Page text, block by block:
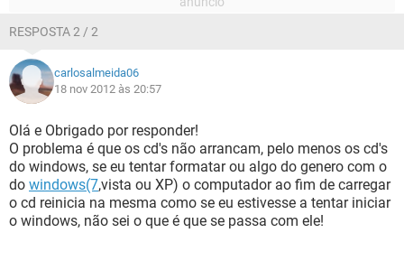
RESPOSTA 2 / 2
carlosalmeida06
18 nov 2012 às 20:57
Olá e Obrigado por responder!
O problema é que os cd's não arrancam, pelo menos os cd's
do windows, se eu tentar formatar ou algo do genero com o
do windows(7,vista ou XP) o computador ao fim de carregar
o cd reinicia na mesma como se eu estivesse a tentar iniciar
o windows, não sei o que é que se passa com ele!